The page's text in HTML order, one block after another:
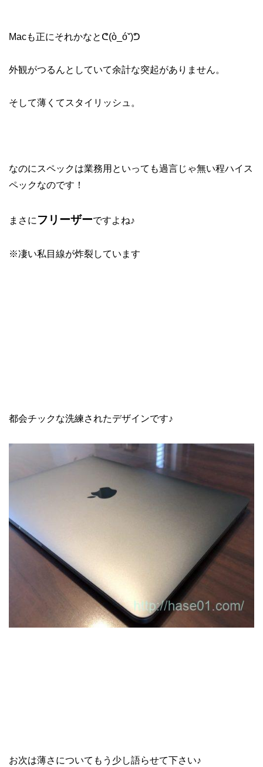
Macも正にそれかなとᕦ(ò_óˇ)ᕤ
外観がつるんとしていて余計な突起がありません。
そして薄くてスタイリッシュ。
なのにスペックは業務用といっても過言じゃ無い程ハイス
ペックなのです！
まさに フリーザーですよね♪
※凄い私目線が炸裂しています
都会チックな洗練されたデザインです♪
お次は薄さについてもう少し語らせて下さい♪